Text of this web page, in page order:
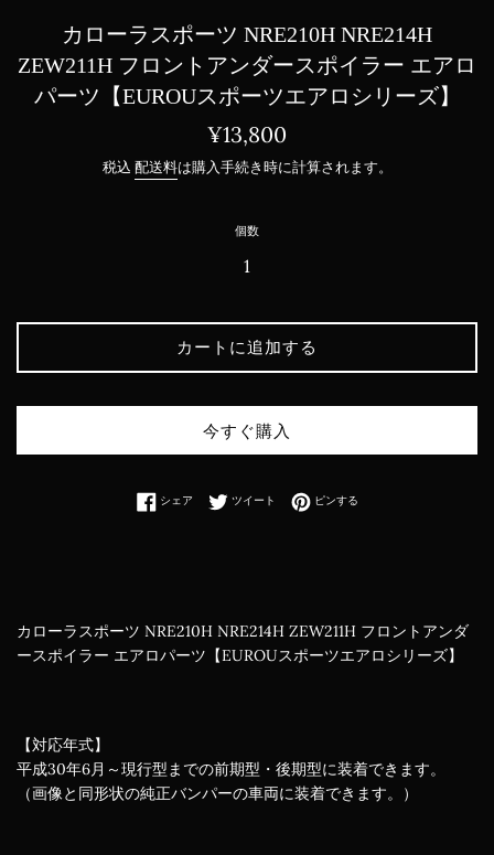
カローラスポーツ NRE210H NRE214H
ZEW211H フロントアンダースポイラー エアロ
パーツ【EUROUスポーツエアロシリーズ】
通
価
¥13,800
税込 配送料は購入手続き時に計算されます。
個数
カートに追加する
今すぐ購入
シェアFacebookでシェアする
ツイート Twitterに投稿する
ピンするPinterestでピンする
カローラスポーツ NRE210H NRE214H ZEW211H フロントアンダ
ースポイラー エアロパーツ【EUROUスポーツエアロシリーズ】
【対応年式】
平成30年6月～現行型までの前期型・後期型に装着できます。
（画像と同形状の純正バンパーの車両に装着できます。）